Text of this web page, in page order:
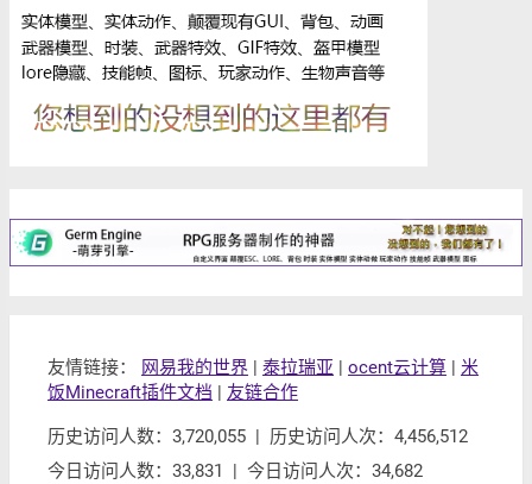
友情链接： 网易我的世界 | 泰拉瑞亚 | ocent云计算 | 米
饭Minecraft插件文档 | 友链合作
历史访问人数：3,720,055 | 历史访问人次：4,456,512
今日访问人数：33,831 | 今日访问人次：34,682